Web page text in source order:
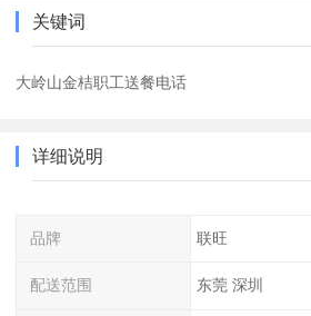
关键词
大岭山金桔职工送餐电话
详细说明
品牌 联旺
配送范围 东莞 深圳